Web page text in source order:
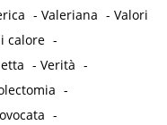
-Valeriana -Valori
calore -
-Verità -
-
-